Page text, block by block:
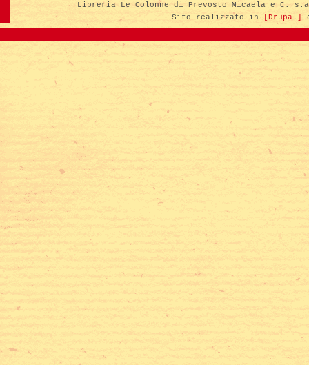
Libreria Le Colonne di Prevosto Micaela e C.
Sito realizzato in
[Drupal]